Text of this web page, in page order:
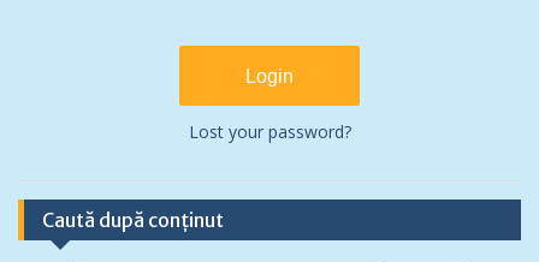
Lost your password?
Caută după conținut